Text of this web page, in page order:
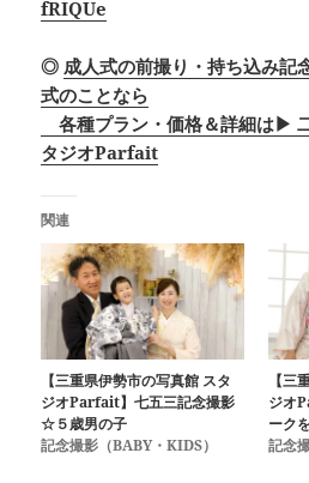
fRIQUe
◎ 成人式の前撮り・持ち込み記
式のことなら
各種プラン・価格＆詳細は▶
タジオParfait
関連
【三重県伊勢市の写真館 スタ
ジオParfait】七五三記念撮影
☆５歳男の子
記念撮影（BABY・KIDS）
【三
ジオ
ーク
記念